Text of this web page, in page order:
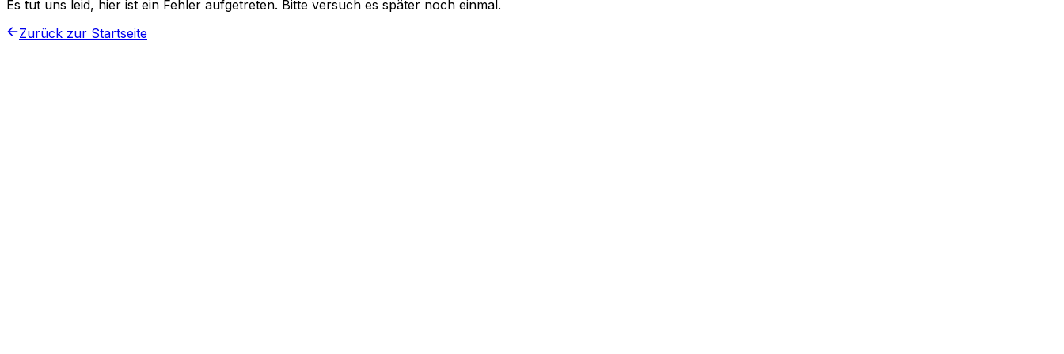
Es tut uns leid, hier ist ein Fehler aufgetreten. Bitte versuch es später noch einmal.
Zurück zur Startseite